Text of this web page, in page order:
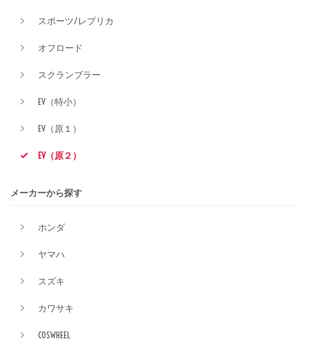
スポーツ/レプリカ
オフロード
スクランブラー
EV（特小）
EV（原１）
EV（原２）
メーカーから探す
ホンダ
ヤマハ
スズキ
カワサキ
COSWHEEL